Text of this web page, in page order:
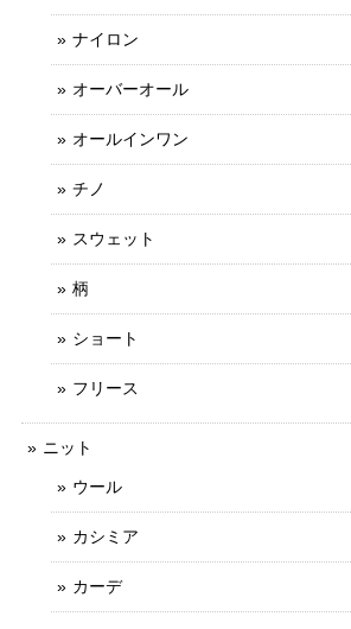
ナイロン
オーバーオール
オールインワン
チノ
スウェット
柄
ショート
フリース
ニット
ウール
カシミア
カーデ